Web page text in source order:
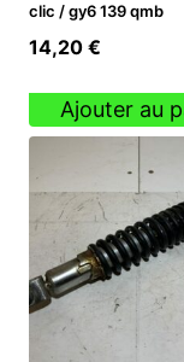
clic / gy6 139 qmb
14,20 €
Ajouter au